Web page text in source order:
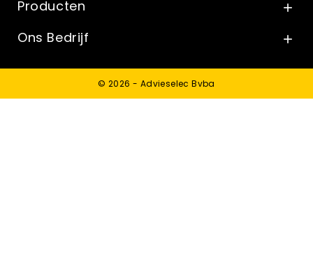
Producten 
Ons Bedrijf 
© 2026 - Advieselec Bvba